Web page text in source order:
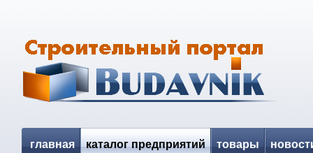
главная каталог предприятий товары